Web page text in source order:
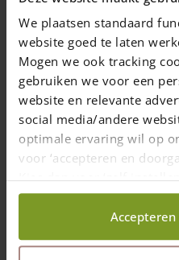
We plaatsen standaard
website goed te laten
Mogen we ook tracking
gebruiken we voor een
website en relevante
social media/andere
optimale ervaring wil op
voor ‘accepteren en
Kies dan voor ‘zelf
wij wel mogen
€43,00
Levering in 10 werkdagen
(NL/BE)
Toevoegen aan
winkelwagen